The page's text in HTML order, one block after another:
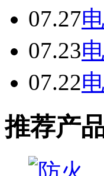
07.27
07.23
07.22
推荐产